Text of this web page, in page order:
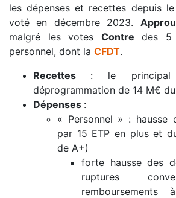
les dépenses et recettes depuis
voté en décembre 2023.
malgré les votesContre des 5
personnel, dont la CFDT.
Recettes : le
déprogrammation de 14 M€
Dépenses :
« Personnel » : hausse
par 15 ETP en plus et
de A+)
forte hausse des
ruptures
remboursements